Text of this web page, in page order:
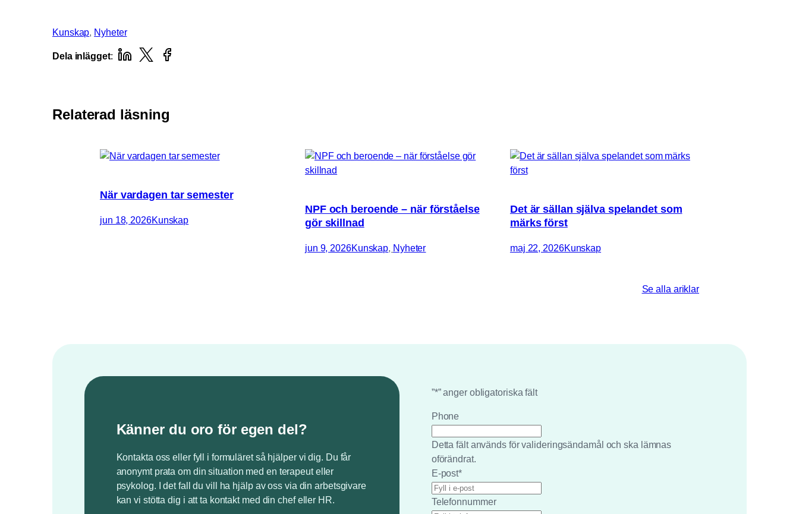
Kunskap, Nyheter
Dela inlägget:
Relaterad läsning
När vardagen tar semester
jun 18, 2026Kunskap
NPF och beroende – när förståelse
gör skillnad
jun 9, 2026Kunskap, Nyheter
Det är sällan själva spelandet som
märks först
maj 22, 2026Kunskap
Se alla ariklar
Känner du oro för egen del?
Kontakta oss eller fyll i formuläret så hjälper vi dig. Du får
anonymt prata om din situation med en terapeut eller
psykolog. I det fall du vill ha hjälp av oss via din arbetsgivare
kan vi stötta dig i att ta kontakt med din chef eller HR.
”*” anger obligatoriska fält
Phone
Detta fält används för valideringsändamål och ska lämnas
oförändrat.
E-post*
Telefonnummer